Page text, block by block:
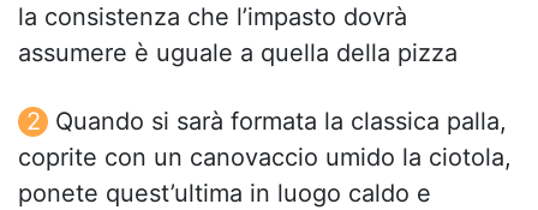
la consistenza che l’impasto dovrà
assumere è uguale a quella della pizza
Quando si sarà formata la classica palla,
coprite con un canovaccio umido la ciotola,
ponete quest’ultima in luogo caldo e